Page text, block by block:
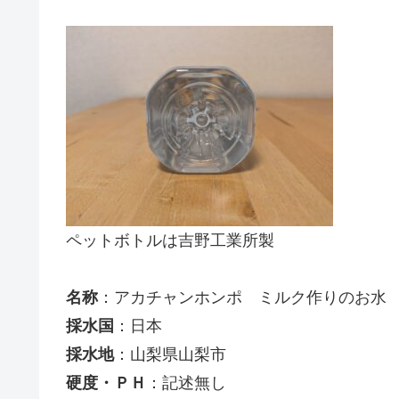
ペットボトルは吉野工業所製
名称 ：アカチャンホンポ ミルク作りのお
採水国 ：日本
採水地：山梨県山梨市
硬度・ＰＨ
：記述無し